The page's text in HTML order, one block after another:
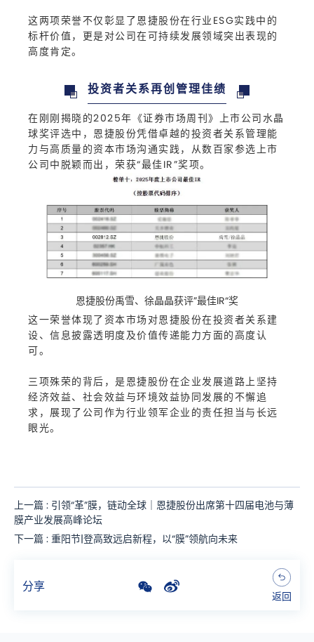
这两项荣誉不仅彰显了恩捷股份在行业ESG实践中的
标杆价值，更是对公司在可持续发展领域突出表现的
高度肯定。
投资者关系再创管理佳绩
在刚刚揭晓的2025年《证券市场周刊》上市公司水晶
球奖评选中，恩捷股份凭借卓越的投资者关系管理能
力与高质量的资本市场沟通实践，从数百家参选上市
公司中脱颖而出，荣获“最佳IR”奖项。
恩捷股份禹雪、徐晶晶获评”最佳IR“奖
这一荣誉体现了资本市场对恩捷股份在投资者关系建
设、信息披露透明度及价值传递能力方面的高度认
可。
三项殊荣的背后，是恩捷股份在企业发展道路上坚持
经济效益、社会效益与环境效益协同发展的不懈追
求，展现了公司作为行业领军企业的责任担当与长远
眼光。
上一篇 : 引领“革”膜，链动全球｜恩捷股份出席第十四届电池与薄
膜产业发展高峰论坛
下一篇 : 重阳节|登高致远启新程，以“膜”领航向未来
分享
返回